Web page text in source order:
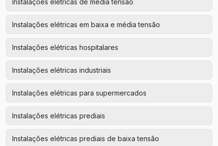
Instalações elétricas em baixa e média tensão
Instalações elétricas hospitalares
Instalações elétricas industriais
Instalações elétricas para supermercados
Instalações elétricas prediais
Instalações elétricas prediais de baixa tensão